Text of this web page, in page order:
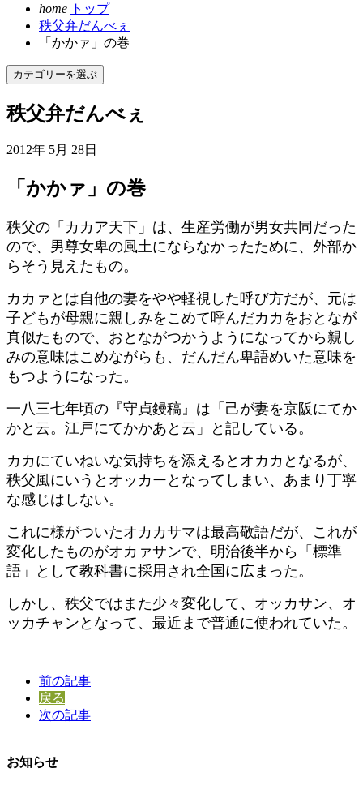
home トップ
秩父弁だんべぇ
「かかァ」の巻
カテゴリーを選ぶ
秩父弁だんべぇ
2012年 5月 28日
「かかァ」の巻
秩父の「カカア天下」は、生産労働が男女共同だった
ので、男尊女卑の風土にならなかったために、外部か
らそう見えたもの。
カカァとは自他の妻をやや軽視した呼び方だが、元は
子どもが母親に親しみをこめて呼んだカカをおとなが
真似たもので、おとながつかうようになってから親し
みの意味はこめながらも、だんだん卑語めいた意味を
もつようになった。
一八三七年頃の『守貞鏝稿』は「己が妻を京阪にてか
かと云。江戸にてかかあと云」と記している。
カカにていねいな気持ちを添えるとオカカとなるが、
秩父風にいうとオッカーとなってしまい、あまり丁寧
な感じはしない。
これに様がついたオカカサマは最高敬語だが、これが
変化したものがオカァサンで、明治後半から「標準
語」として教科書に採用され全国に広まった。
しかし、秩父ではまた少々変化して、オッカサン、オ
ッカチャンとなって、最近まで普通に使われていた。
前の記事
戻る
次の記事
お知らせ